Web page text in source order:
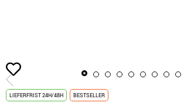
Beginn
LIEFERFRIST 24H/48H BESTSELLER